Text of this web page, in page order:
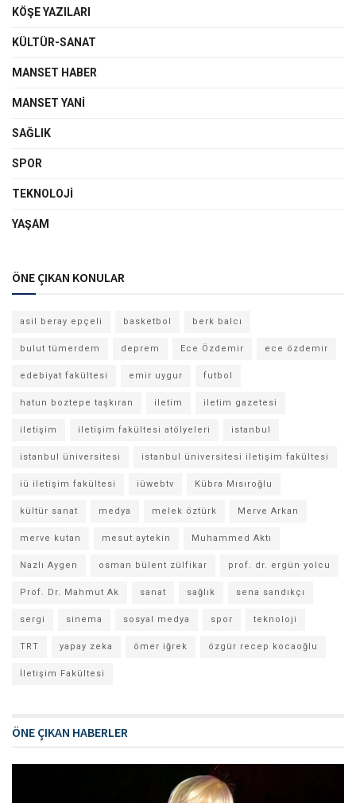
KÖŞE YAZILARI
KÜLTÜR-SANAT
MANSET HABER
MANSET YANI
SAĞLIK
SPOR
TEKNOLOJI
YAŞAM
ÖNE ÇIKAN KONULAR
asil beray epçeli basketbol berk balcı
bulut tümerdem deprem Ece Özdemir ece özdemir
edebiyat fakültesi emir uygur futbol
hatun boztepe taşkıran iletim iletim gazetesi
iletişim iletişim fakültesi atölyeleri istanbul
istanbul üniversitesi istanbul üniversitesi iletişim fakültesi
iü iletişim fakültesi iüwebtv Kübra Mısıroğlu
kültür sanat medya melek öztürk Merve Arkan
merve kutan mesut aytekin Muhammed Aktı
Nazlı Aygen osman bülent zülfikar prof. dr. ergün yolcu
Prof. Dr. Mahmut Ak sanat sağlık sena sandıkçı
sergi sinema sosyal medya spor teknoloji
TRT yapay zeka ömer iğrek özgür recep kocaoğlu
İletişim Fakültesi
ÖNE ÇIKAN HABERLER